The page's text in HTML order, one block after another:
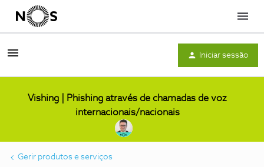
Menu
Iniciar sessão
Vishing | Phishing através de chamadas de voz
internacionais/nacionais
Gerir produtos e serviços